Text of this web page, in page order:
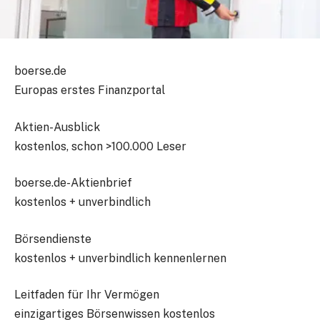
boerse.de
Europas erstes Finanzportal
Aktien-Ausblick
kostenlos, schon >100.000 Leser
boerse.de-Aktienbrief
kostenlos + unverbindlich
Börsendienste
kostenlos + unverbindlich kennenlernen
Leitfaden für Ihr Vermögen
einzigartiges Börsenwissen kostenlos